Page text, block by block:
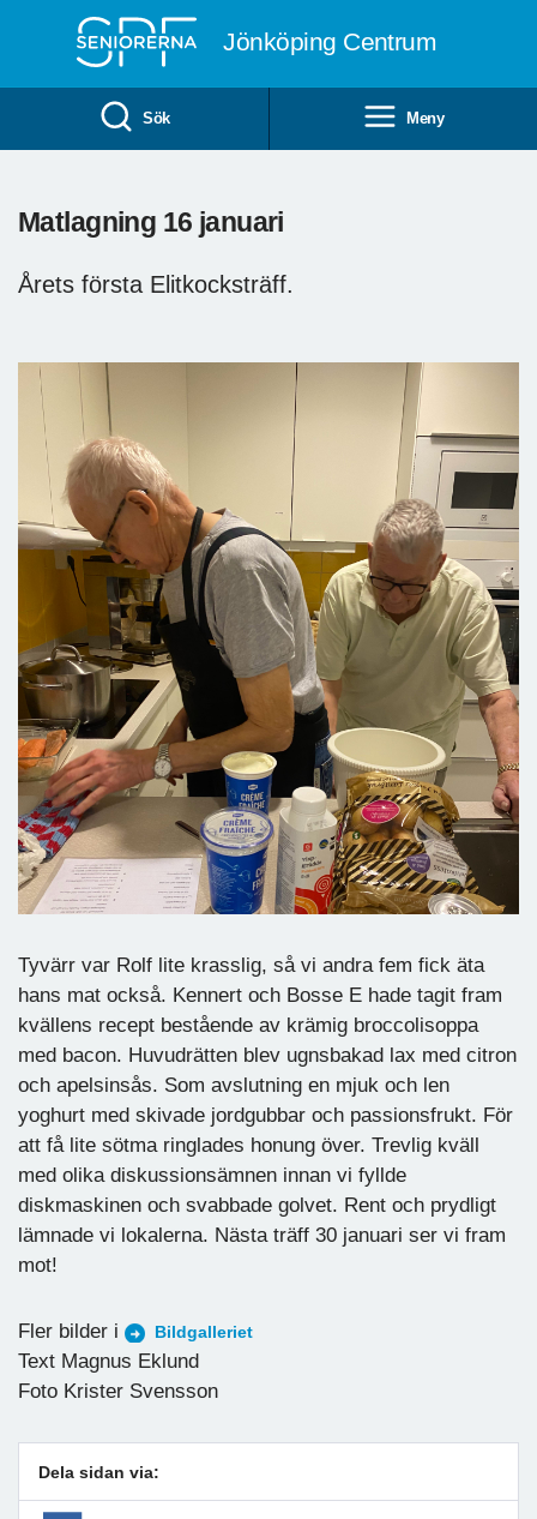
Jönköping Centrum
Sök Meny
Matlagning 16 januari
Årets första Elitkocksträff.
Tyvärr var Rolf lite krasslig, så vi andra fem fick äta
hans mat också. Kennert och Bosse E hade tagit fram
kvällens recept bestående av krämig broccolisoppa
med bacon. Huvudrätten blev ugnsbakad lax med citron
och apelsinsås. Som avslutning en mjuk och len
yoghurt med skivade jordgubbar och passionsfrukt. För
att få lite sötma ringlades honung över. Trevlig kväll
med olika diskussionsämnen innan vi fyllde
diskmaskinen och svabbade golvet. Rent och prydligt
lämnade vi lokalerna. Nästa träff 30 januari ser vi fram
mot!
Fler bilder i Bildgalleriet
Text Magnus Eklund
Foto Krister Svensson
Dela sidan via: